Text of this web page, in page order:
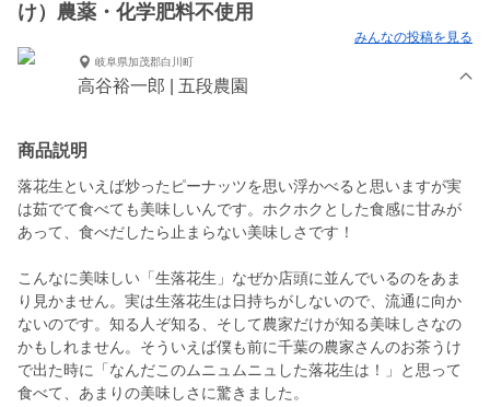
け）農薬・化学肥料不使用
みんなの投稿を見る
岐阜県加茂郡白川町
高谷裕一郎 | 五段農園
商品説明
落花生といえば炒ったピーナッツを思い浮かべると思いますが実
は茹でて食べても美味しいんです。ホクホクとした食感に甘みが
あって、食べだしたら止まらない美味しさです！
こんなに美味しい「生落花生」なぜか店頭に並んでいるのをあま
り見かません。実は生落花生は日持ちがしないので、流通に向か
ないのです。知る人ぞ知る、そして農家だけが知る美味しさなの
かもしれません。そういえば僕も前に千葉の農家さんのお茶うけ
で出た時に「なんだこのムニュムニュした落花生は！」と思って
食べて、あまりの美味しさに驚きました。